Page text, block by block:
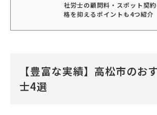
社労士の顧問料・スポット契
格を抑えるポイントも4つ紹介
【豊富な実績】高松市のお
士4選